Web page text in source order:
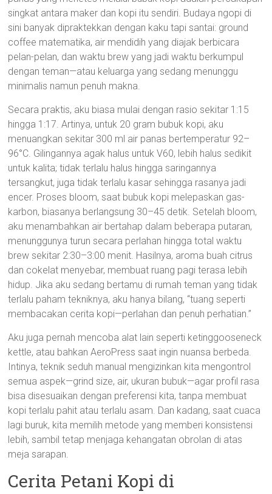
singkat antara maker dan kopi itu sendiri. Budaya ngopi di
sini banyak dipraktekkan dengan kaku tapi santai: ground
coffee matematika, air mendidih yang diajak berbicara
pelan-pelan, dan waktu brew yang jadi waktu berkumpul
dengan teman—atau keluarga yang sedang menunggu
minimalis namun penuh makna.
Secara praktis, aku biasa mulai dengan rasio sekitar 1:15
hingga 1:17. Artinya, untuk 20 gram bubuk kopi, aku
menuangkan sekitar 300 ml air panas bertemperatur 92–
96°C. Gilingannya agak halus untuk V60, lebih halus sedikit
untuk kalita; tidak terlalu halus hingga saringannya
tersangkut, juga tidak terlalu kasar sehingga rasanya jadi
encer. Proses bloom, saat bubuk kopi melepaskan gas-
karbon, biasanya berlangsung 30–45 detik. Setelah bloom,
aku menambahkan air bertahap dalam beberapa putaran,
menunggunya turun secara perlahan hingga total waktu
brew sekitar 2:30–3:00 menit. Hasilnya, aroma buah citrus
dan cokelat menyebar, membuat ruang pagi terasa lebih
hidup. Jika aku sedang bertamu di rumah teman yang tidak
terlalu paham tekniknya, aku hanya bilang, “tuang seperti
membacakan cerita kopi—perlahan dan penuh perhatian.”
Aku juga pernah mencoba alat lain seperti ketinggooseneck
kettle, atau bahkan AeroPress saat ingin nuansa berbeda.
Intinya, teknik seduh manual mengizinkan kita mengontrol
semua aspek—grind size, air, ukuran bubuk—agar profil rasa
bisa disesuaikan dengan preferensi kita, tanpa membuat
kopi terlalu pahit atau terlalu asam. Dan kadang, saat cuaca
lagi buruk, kita memilih metode yang memberi konsistensi
lebih, sambil tetap menjaga kehangatan obrolan di atas
meja sarapan.
Cerita Petani Kopi di